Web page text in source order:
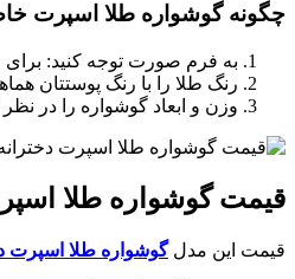
چگونه گوشواره طلا اسپرت
به فرم صورت توجه کنید:
رنگ طلا را با رنگ پوستتان
وزن و ابعاد گوشواره را در
قیمت گوشواره طلا
قیمت این مدل‌گوشواره طلا اسپرت